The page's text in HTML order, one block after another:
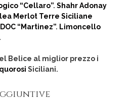
“Cellaro”. Shahr Adonay
Merlot Terre Siciliane
“Martinez”. Limoncello
Belice al miglior prezzo i
Siciliani.